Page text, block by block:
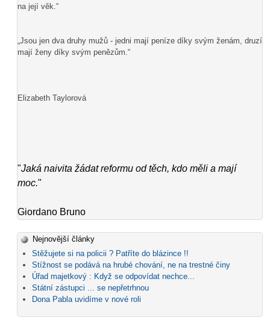
na její věk.“
„Jsou jen dva druhy mužů - jedni mají peníze díky svým ženám, druzí
mají ženy díky svým penězům.“
Elizabeth Taylorová
"Jaká naivita žádat reformu od těch, kdo měli a mají
moc."
Giordano Bruno
Nejnovější články
Stěžujete si na policii ? Patříte do blázince !!
Stížnost se podává na hrubé chování, ne na trestné činy
Úřad majetkový : Když se odpovídat nechce...
Státní zástupci ... se nepřetrhnou
Dona Pabla uvidíme v nové roli